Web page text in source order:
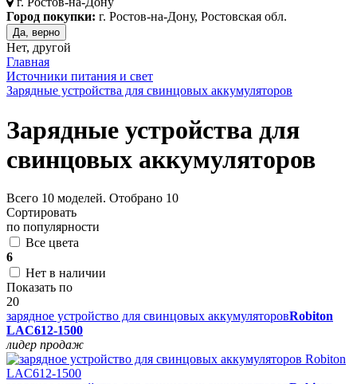
Город покупки: г. Ростов-на-Дону, Ростовская обл.
Да, верно
Нет, другой
Главная
Источники питания и свет
Зарядные устройства для свинцовых аккумуляторов
Зарядные устройства для
свинцовых аккумуляторов
Всего 10 моделей. Отобрано 10
Сортировать
по популярности
Все цвета
6
Нет в наличии
Показать по
20
зарядное устройство для свинцовых аккумуляторовRobiton
LAC612-1500
лидер продаж